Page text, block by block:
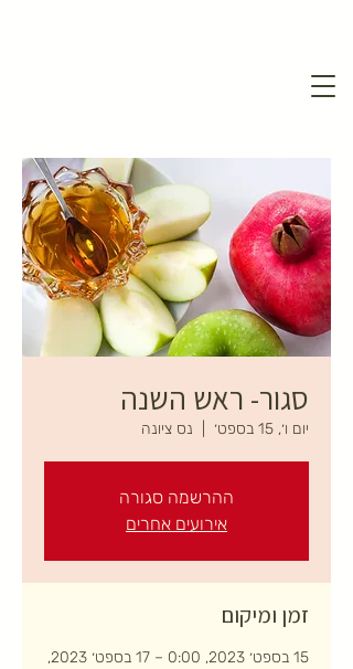
סגור- ראש השנה
יום ו׳, 15 בספט׳ נס ציונה
ההרשמה סגורה
אירועים אחרים
זמן ומיקום
15 בספט׳ 2023, 0:00 – 17 בספט׳ 2023,